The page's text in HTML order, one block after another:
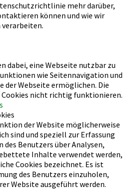
mehr darüber,
können und wie wir
dabei, eine Webseite nutzbar zu
wie Seitennavigation und
der Webseite ermöglichen. Die
Cookies nicht richtig funktionieren.
der Website möglicherweise
sind und speziell zur Erfassung
Benutzers über Analysen,
Inhalte verwendet werden,
Cookies bezeichnet. Es ist
des Benutzers einzuholen,
Website ausgeführt werden.